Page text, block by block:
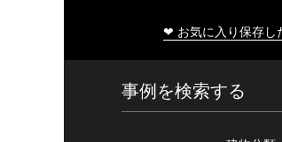
❤ お気に入り保存し
事例を検索する